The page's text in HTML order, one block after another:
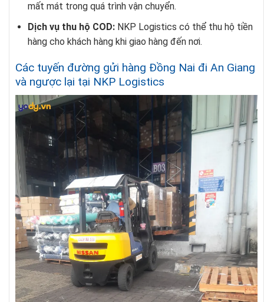
mất mát trong quá trình vận chuyển.
Dịch vụ thu hộ COD:NKP Logistics có thể thu hộ tiền
hàng cho khách hàng khi giao hàng đến nơi.
Các tuyến đường gửi hàng Đồng Nai đi An Giang
và ngược lại tại NKP Logistics